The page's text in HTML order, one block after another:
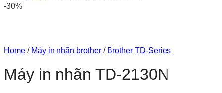
Brother
phù
cho
doanh
nghiệp
TD-
4555DNWB
Giải
D460BT
tiện
cho
-30%
Home / Máy in nhãn brother / Brother TD-Series
Máy in nhãn TD-2130N